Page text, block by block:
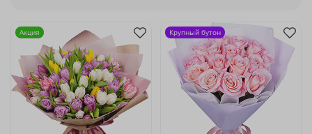
Акция Крупный бутон